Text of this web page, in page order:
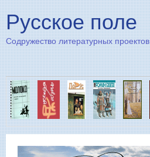
Русское поле
Содружество литературных проектов